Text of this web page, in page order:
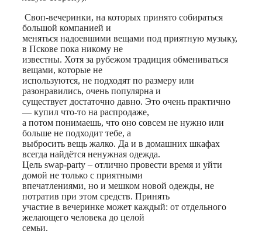
Своп-вечеринки, на которых принято собираться
большой компанией и
меняться надоевшими вещами под приятную музыку,
в Пскове пока никому не
известны. Хотя за рубежом традиция обмениваться
вещами, которые не
используются, не подходят по размеру или
разонравились, очень популярна и
существует достаточно давно. Это очень практично
— купил что-то на распродаже,
а потом понимаешь, что оно совсем не нужно или
больше не подходит тебе, а
выбросить вещь жалко. Да и в домашних шкафах
всегда найдётся ненужная одежда.
Цель swap-party – отлично провести время и уйти
домой не только с приятными
впечатлениями, но и мешком новой одежды, не
потратив при этом средств. Принять
участие в вечеринке может каждый: от отдельного
желающего человека до целой
семьи.